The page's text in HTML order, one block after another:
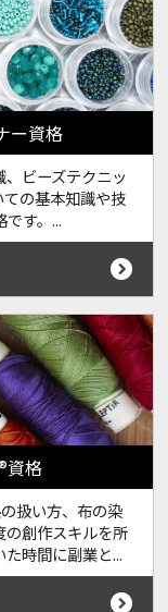
ー資格
ビーズテクニッ
の基本知識や技
す。...
資格
扱い方、布の染
の創作スキルを所
時間に副業と...